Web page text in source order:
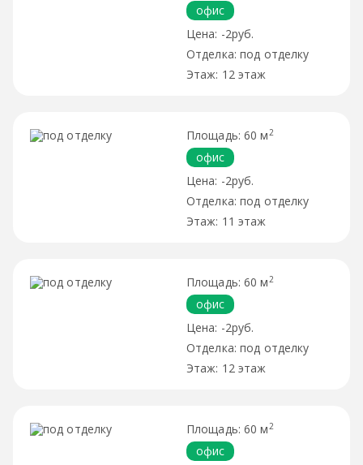
офис
-2руб.
под отделку
12 этаж
60 м 2
офис
-2руб.
под отделку
11 этаж
60 м 2
офис
-2руб.
под отделку
12 этаж
60 м 2
офис